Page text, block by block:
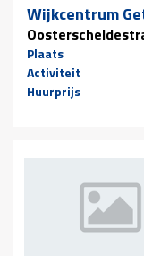
Wijkcentrum
Plaats
Activiteit
Huurprijs